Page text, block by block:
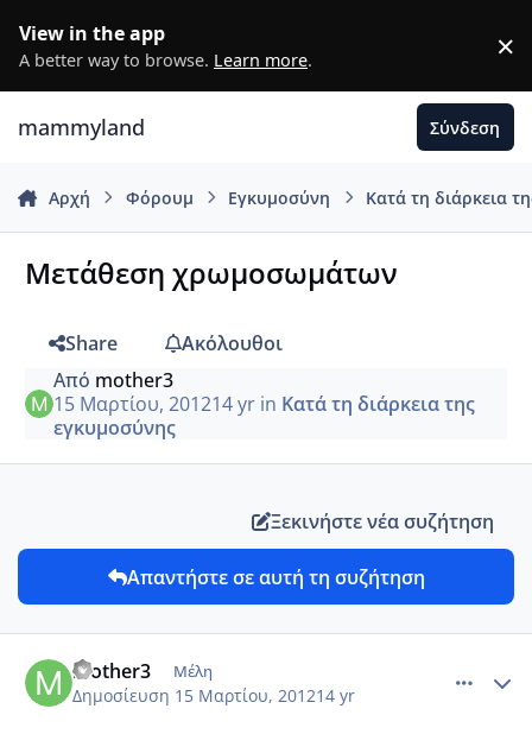
View in the app
A better way to browse. Learn more. ×
mammyland Σύνδεση
Αρχή Φόρουμ Εγκυμοσύνη Κατά τη διάρκεια
Μετάθεση χρωμοσωμάτων
Share
Ακόλουθοι
Από mother3
15 Μαρτίου, 201214 yrin Κατά τη διάρκεια της
εγκυμοσύνης
Ξεκινήστε νέα συζήτηση
Απαντήστε σε αυτή τη συζήτηση
mother3 Μέλη
Δημοσίευση 15 Μαρτίου, 201214 yr